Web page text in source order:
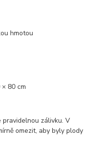
hmotou
80 cm
pravidelnou zálivku. V
omezit, aby byly plody